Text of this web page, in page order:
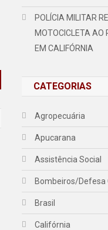
POLÍCIA MILITAR
MOTOCICLETA AO
EM CALIFÓRNIA
CATEGORIAS
Agropecuária
Apucarana
Assistência Social
Bombeiros/Defesa
Brasil
Califórnia